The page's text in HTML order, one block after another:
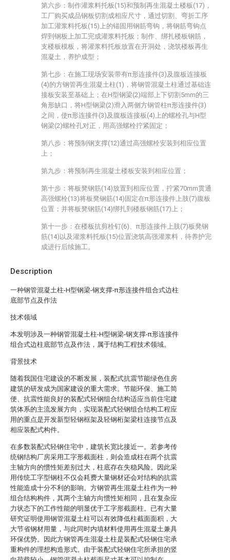
Description
一种钢管混凝土柱-H型钢梁-钢支撑-π形连接件组合式边柱
底部节点及作法
技术领域
本发明涉及一种钢管混凝土柱-H型钢梁-钢支撑-π形连接件
组合式边柱底部节点及作法，属于结构工程技术领域。
背景技术
随着我国住宅建设的不断发展，装配式抗震节能绿色住房
建筑的研发成为国家建设的重大需求。节能环保、施工简
便、抗震性能良好的装配式轻钢组合结构适应当前住宅建
筑体系的主流发展方向，实现装配式轻钢组合结构工程应
用的重点是开发新型轻钢框架及轻钢桁架梁柱连接节点及
相应装配式构件。
在多数装配式轻钢住宅中，建筑长宽比接近一。若参考传
统钢结构厂房采用工字形截面柱，则会造成柱在两个抗震
主轴方向的惯性矩差别过大，柱底存在失稳风险。因此采
用传统工字型钢柱不仅会耗费大量钢材还会对结构的抗震
性能造成十分不利的影响。方钢管再生混凝土柱作为一种
组合结构构件，其两个主轴方向惯性矩相同，且在复杂应
力状态下的工作性能的明显优于工字形截面柱。已有大量
研究证明使用钢管混凝土柱可以有效降低柱截面面积，大
大节省钢材用量，与此同时内填材料使用再生混凝土兼具
环保优势。因此方钢管再生混凝土柱是装配式轻钢住宅承
重构件的理想构造形式。由于装配式轻钢住宅所承担的竖
第六步：制作灌浆料托板(15)和预制再生混凝土楼板(17)，
工厂购买成品钢板切割成相应尺寸，通过切割、弯折工序
加工灌浆料托板(15)上的锚固用钢筋弯钩，将钢筋弯钩点
焊到钢板上加工完成灌浆料托板；制作、绑扎楼板钢筋，
支楼板模板，将灌浆料托板放置在开洞处，浇筑楼板再生
混凝土，养护成型；
第七步：在施工现场安装带有π形连接件(3)及腹板连接板
(4)的方钢管再生混凝土柱(1)，将钢管混凝土柱通过基础连
接板安装至基础上；在H型钢梁(2)端部上下切割5mm的三
角形缺口，将H型钢梁(2)滑入两侧方钢管柱π形连接件(3)
之间，使π形连接件(3)及腹板连接板(4)上的螺栓孔与H型
钢梁(2)螺栓孔对正，用高强螺栓拧紧固定；
第八步：将预制钢支撑(12)通过高强螺栓安装到相应位置
上；
第九步：将预制再生混凝土楼板安装到相应位置；
第十步：将板凳钢筋(14)放置到相应位置，拧紧70mm贯通
高强螺栓(13)将板凳钢筋(14)固定在π形连接件上肢(7)腹板
位置；并将板凳钢筋(14)绑扎到楼板钢筋(17)上；
第十一步：在楼板抗剪栓钉(6)、π形连接件上肢(7)板凳钢
筋(14)以及灌浆料托板(15)位置浇筑高强灌浆料，待养护完
成进行后续施工。